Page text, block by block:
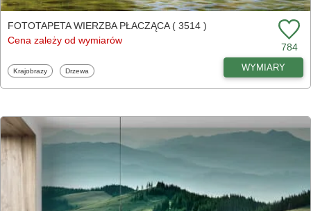
FOTOTAPETA WIERZBA PŁACZĄCA ( 3514 )
Cena zależy od wymiarów
784
Fototapety
Krajobrazy Fototapety
Drzewa WYMIARY